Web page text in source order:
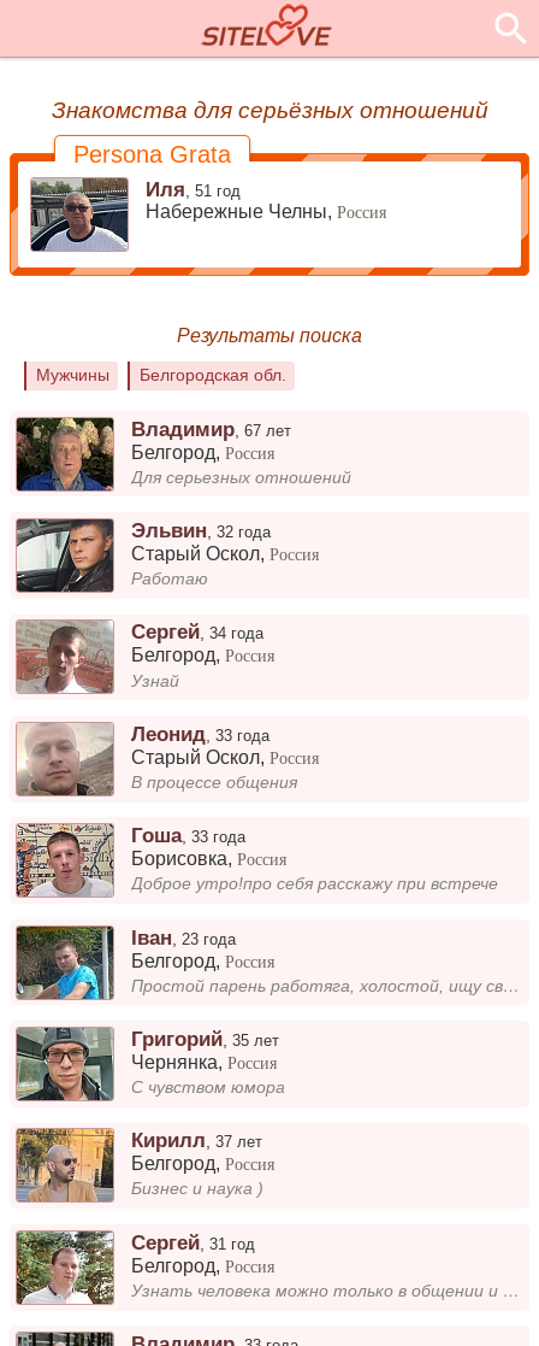
Знакомства для серьёзных отношений
Persona Grata
Иля ,51 год
Набережные Челны,Россия
Результаты поиска
Мужчины Белгородская обл.
Владимир ,67 лет
Белгород,Россия
Для серьезных отношений
Эльвин ,32 года
Старый Оскол,Россия
Работаю
Сергей,34 года
Белгород,Россия
Узнай
Леонид ,33 года
Старый Оскол,Россия
В процессе общения
Гоша,33 года
Борисовка,Россия
Доброе утро!про себя расскажу при встрече
Іван 23 года
Белгород,Россия
Простой парень работяга, холостой, ищу свою спутницу жизни )
Григорий ,35 лет
Чернянка,Россия
С чувством юмора
Кирилл,37 лет
Белгород,Россия
Бизнес и наука )
Сергей ,31 год
Белгород,Россия
Узнать человека можно только в общении и проводя с ним время. Обычный парень, люблю музыку, рыбалку, увлекаюсь фото и ви...